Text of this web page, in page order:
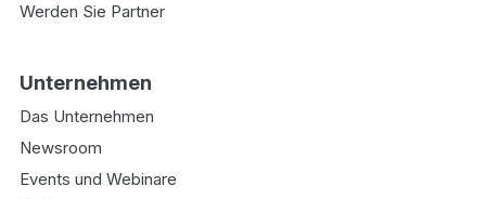
Werden Sie Partner
Unternehmen
Das Unternehmen
Newsroom
Events und Webinare